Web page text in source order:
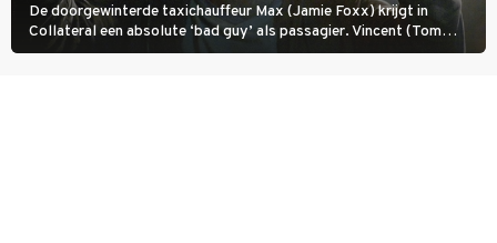
De doorgewinterde taxichauffeur Max (Jamie Foxx) krijgt in
Collateral een absolute ‘bad guy’ als passagier. Vincent (Tom
Cruise) heeft hem nodig om hem de stad door te loodsen om een